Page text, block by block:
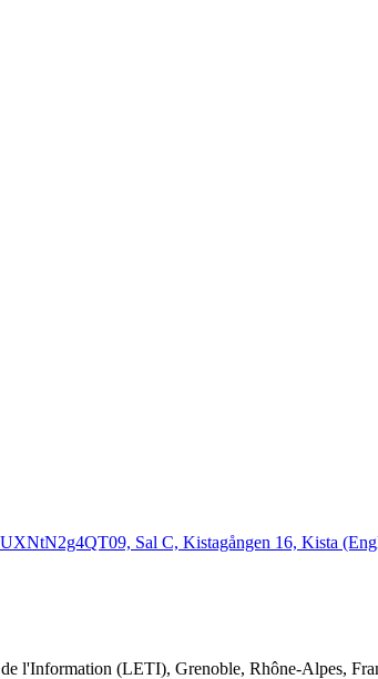
Sal C, Kistagången 16, Kista
l'Information (LETI), Grenoble, Rhône-Alpes,